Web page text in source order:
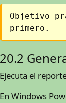
Objetivo
primero.
20.2
Ejecuta el
En Windows